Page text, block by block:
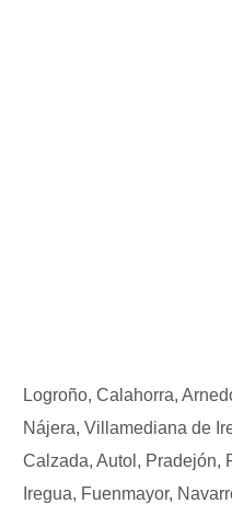
Logroño, Calahorra,
Nájera, Villamediana de
Calzada, Autol, Pradejón,
Iregua, Fuenmayor,